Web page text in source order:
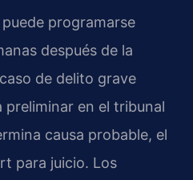
programarse
después de la
de delito grave
preliminar en el tribunal
causa probable, el
para juicio. Los